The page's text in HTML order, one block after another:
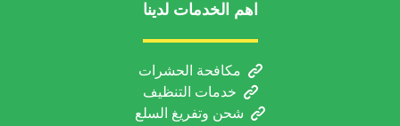
اهم الخدمات لدينا
مكافحة الحشرات
خدمات التنظيف
شحن وتفريغ السلع